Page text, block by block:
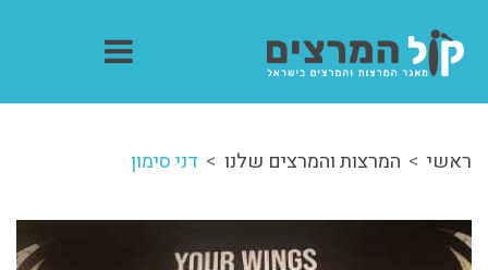
ראשי המרצות והמרצים שלנו דני סימון